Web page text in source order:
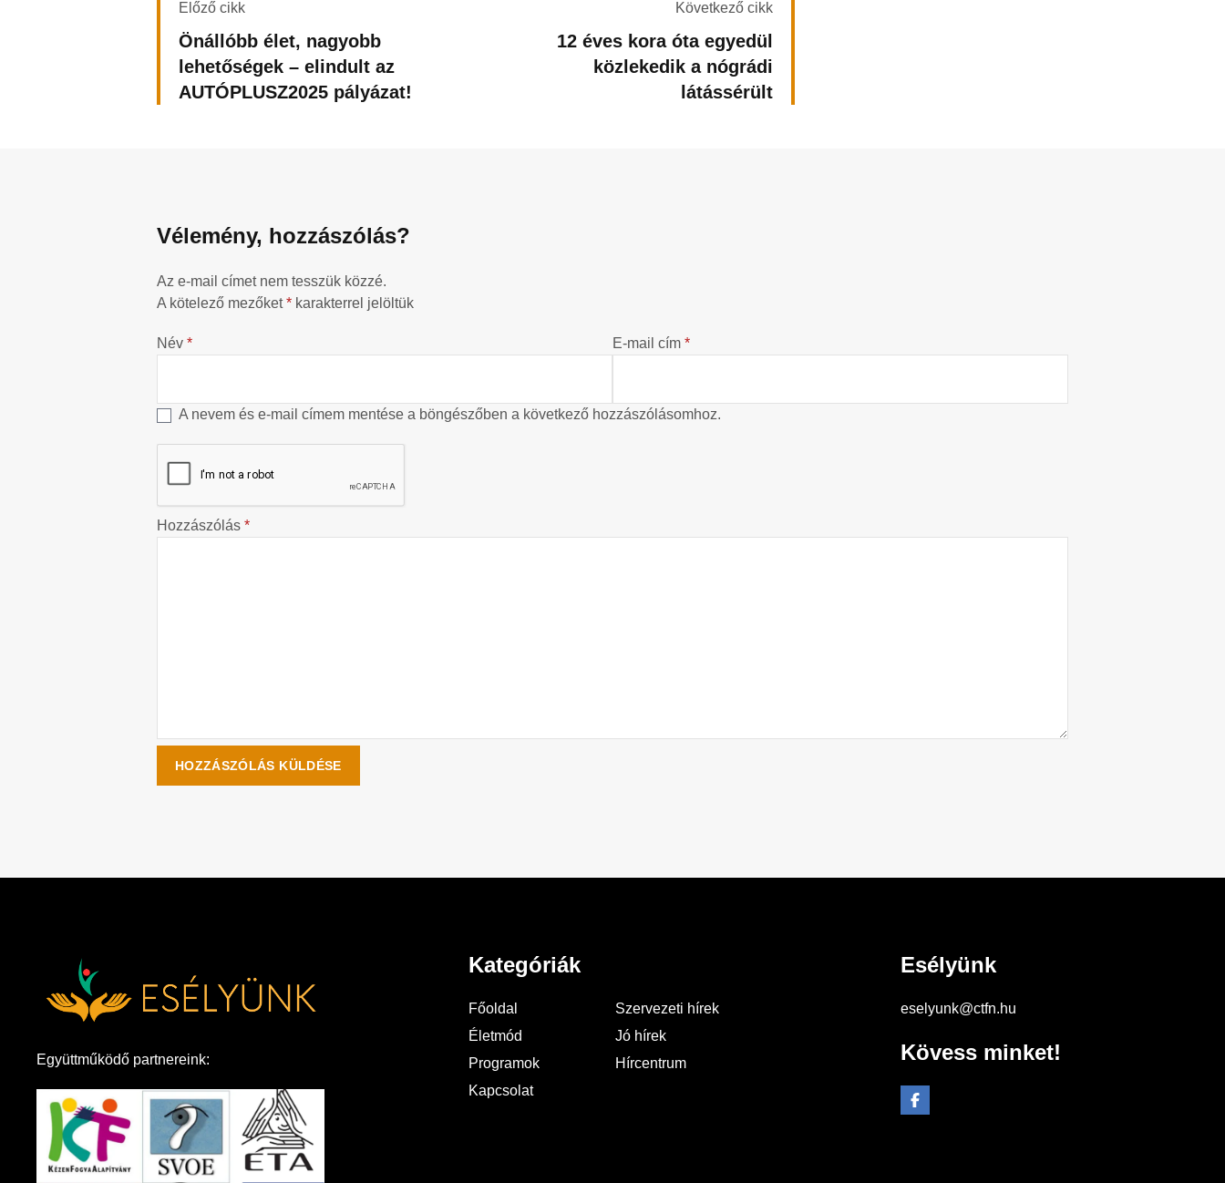
Előző cikk
Önállóbb élet, nagyobb
lehetőségek – elindult az
AUTÓPLUSZ2025 pályázat!
Következő cikk
12 éves kora óta egyedül
közlekedik a nógrádi
látássérült
Vélemény, hozzászólás?
Az e-mail címet nem tesszük közzé.
A kötelező mezőket* karakterrel jelöltük
Név * E-mail cím *
A nevem és e-mail címem mentése a böngészőben a következő hozzászólásomhoz.
Hozzászólás *
Együttműködő partnereink:
Kategóriák
Főoldal
Szervezeti hírek
Életmód
Jó hírek
Programok
Hírcentrum
Kapcsolat
Esélyünk
eselyunk@ctfn.hu
Kövess minket!